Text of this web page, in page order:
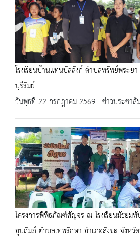
โรงเรียนบ้านแท่นบัลลังก์ ตำบลทรัพย์พระย
บุรีรัมย์
วันพุธที่ 22 กรกฎาคม 2569 | ข่าวประชา
โครงการพิพิธภัณฑ์สัญจร ณ โรงเรียนมัธยม
อุปถัมภ์ ตำบลเทพรักษา อำเภอสังขะ จังหวั